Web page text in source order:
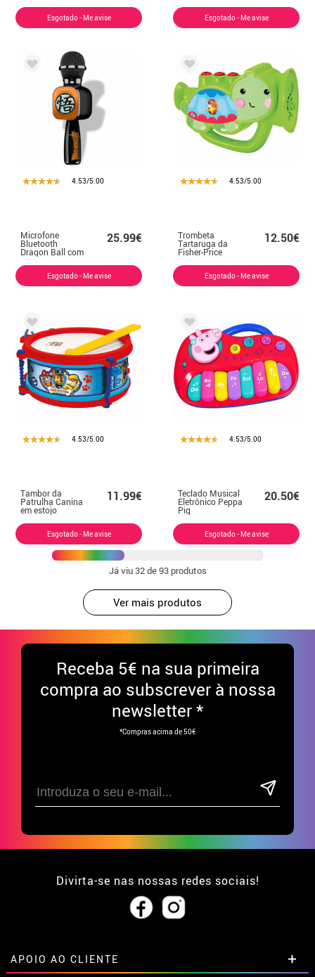
Esgotado - Me avise Esgotado - Me avise
4.53/5.00
Microfone
Bluetooth
Dragon Ball com
amplificador
25.99€
Esgotado - Me avise
4.53/5.00
Trombeta
Tartaruga da
Fisher-Price
12.50€
Esgotado - Me avise
4.53/5.00
Tambor da
Patrulha Canina
em estojo
11.99€
Esgotado - Me avise
4.53/5.00
Teclado Musical
Eletrônico Peppa
Pig
20.50€
Esgotado - Me avise
Já viu32de 93 produtos
Ver mais produtos
Receba 5€ na sua primeira
compra ao subscrever à nossa
newsletter *
*Compras acima de 50€
Divirta-se nas nossas redes sociais!
APOIO AO CLIENTE